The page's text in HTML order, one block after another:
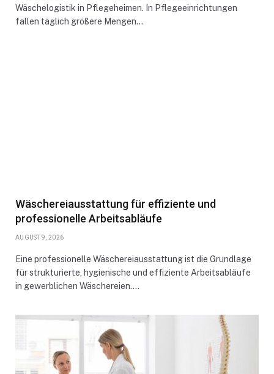
Wäschelogistik in Pflegeheimen. In Pflegeeinrichtungen
fallen täglich größere Mengen…
Wäschereiausstattung für effiziente und
professionelle Arbeitsabläufe
AUGUST 9, 2026
Eine professionelle Wäschereiausstattung ist die Grundlage
für strukturierte, hygienische und effiziente Arbeitsabläufe
in gewerblichen Wäschereien.…